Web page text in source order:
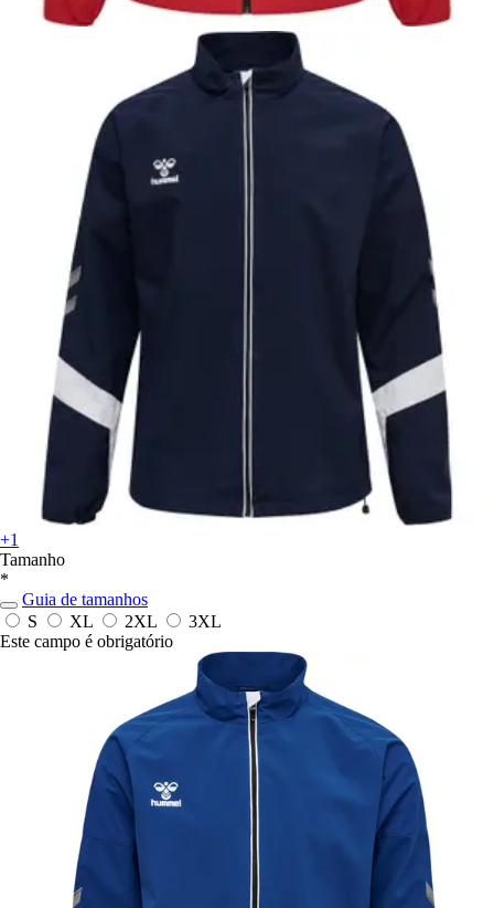
+1
Tamanho
*
Guia de tamanhos
S
XL 2XL
3XL
Este campo é obrigatório